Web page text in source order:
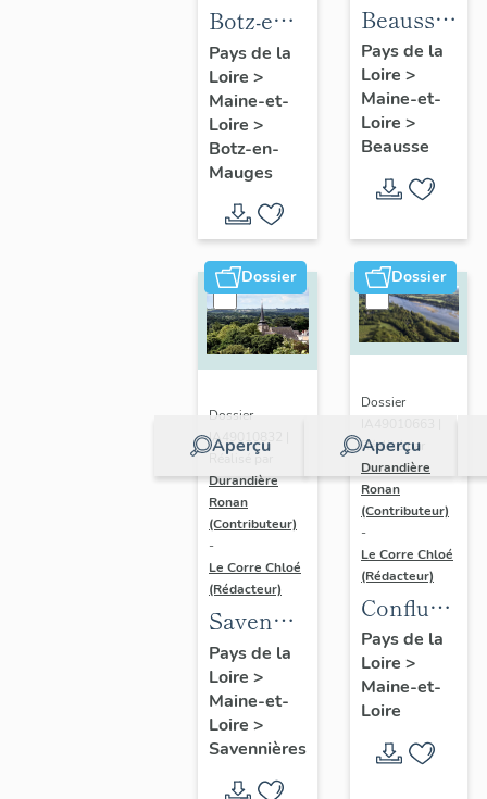
Botz-en-
Mauges :
présentation
de la
commune
Pays de la
Loire >
Maine-et-
Loire >
Botz-en-
Mauges
Beausse :
de la
commune
Pays de la
Loire >
Maine-et-
Loire >
Beausse
Dossier
Aperçu
Dossier
IA49010832 |
Réalisé par
Durandière
Ronan
(Contributeur)
-
Le Corre Chloé
(Rédacteur)
Savennières
:
présentation
de la
commune
Pays de la
Loire >
Maine-et-
Loire >
Savennières
Dossier
Aperçu
Dossier
Réalisé par
Durandière
Ronan
(Contributeur)
-
Le Corre Chloé
(Rédacteur)
Confluence
Maine-
Loire :
d'étude
Pays de la
Loire >
Maine-et-
Loire